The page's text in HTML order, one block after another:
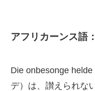
アフリカーンス語
Die onbesonge
デ）は、讃えられな